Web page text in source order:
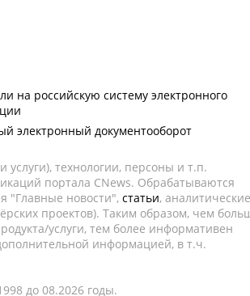
на российскую систему электронного
электронный документооборот
технологии, персоны и т.п.
портала CNews. Обрабатываются
"Главные новости", статьи, аналитические
проектов). Таким образом, чем
услуги, тем более информативен
информацией, в т.ч.
до 08.2026 годы.